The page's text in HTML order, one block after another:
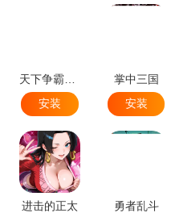
天下争霸三国志
安装
掌中三国
安装
进击的正太
勇者乱斗